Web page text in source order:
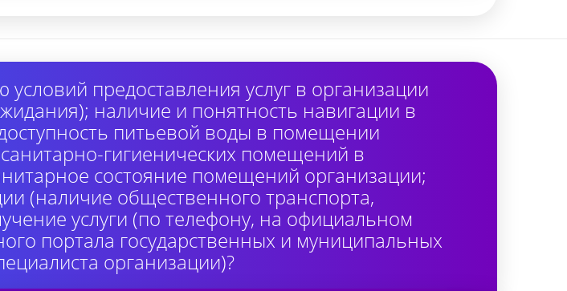
предоставления услуг в организации
наличие и понятность навигации в
питьевой воды в помещении
гигиенических помещений в
состояние помещений организации;
(наличие общественного транспорта,
услуги (по телефону, на официальном
портала государственных и муниципальных
организации)?